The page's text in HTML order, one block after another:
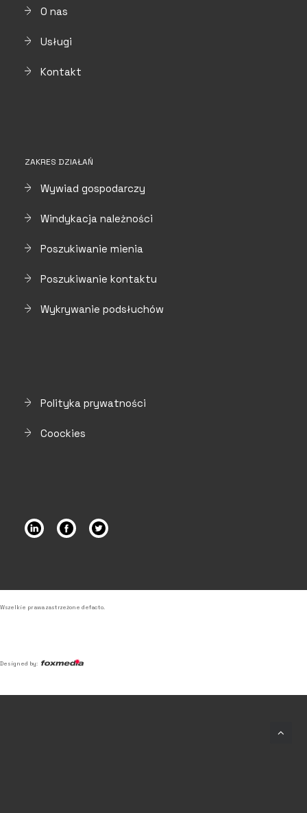
O nas
Usługi
Kontakt
ZAKRES DZIAŁAŃ
Wywiad gospodarczy
Windykacja należności
Poszukiwanie mienia
Poszukiwanie kontaktu
Wykrywanie podsłuchów
Polityka prywatności
Coockies
Wszelkie prawa zastrzeżone defacto.
Designed by: